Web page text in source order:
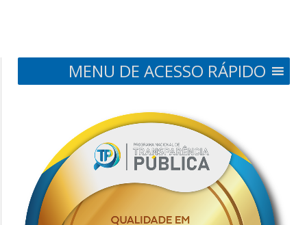
MENU DE ACESSO RÁPIDO